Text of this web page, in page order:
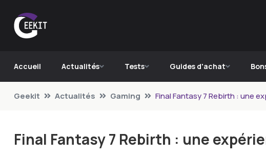
Accueil Actualités Tests Guides d'achat
Geekit Actualités Gaming Final Fantasy 7 Rebirth : une
Final Fantasy 7 Rebirth : une